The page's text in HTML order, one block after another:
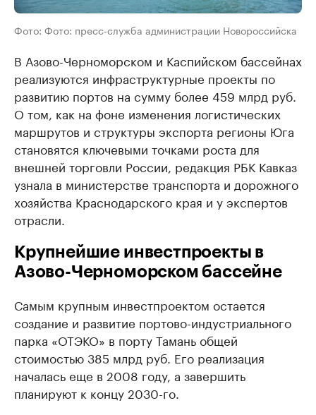
Фото: Фото: пресс-служба администрации Новороссийска
В Азово-Черноморском и Каспийском бассейнах
реализуются инфраструктурные проекты по
развитию портов на сумму более 459 млрд руб.
О том, как на фоне изменения логистических
маршрутов и структуры экспорта регионы Юга
становятся ключевыми точками роста для
внешней торговли России, редакция РБК Кавказ
узнала в министерстве транспорта и дорожного
хозяйства Краснодарского края и у экспертов
отрасли.
Крупнейшие инвестпроекты в
Азово-Черноморском бассейне
Самым крупным инвестпроектом остается
создание и развитие портово-индустриального
парка «ОТЭКО» в порту Тамань общей
стоимостью 385 млрд руб. Его реализация
началась еще в 2008 году, а завершить
планируют к концу 2030-го.